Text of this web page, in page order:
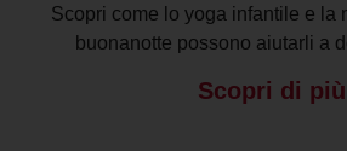
Scopri come lo yoga infantile e la
buonanotte possono aiutarli a
Scopri di più